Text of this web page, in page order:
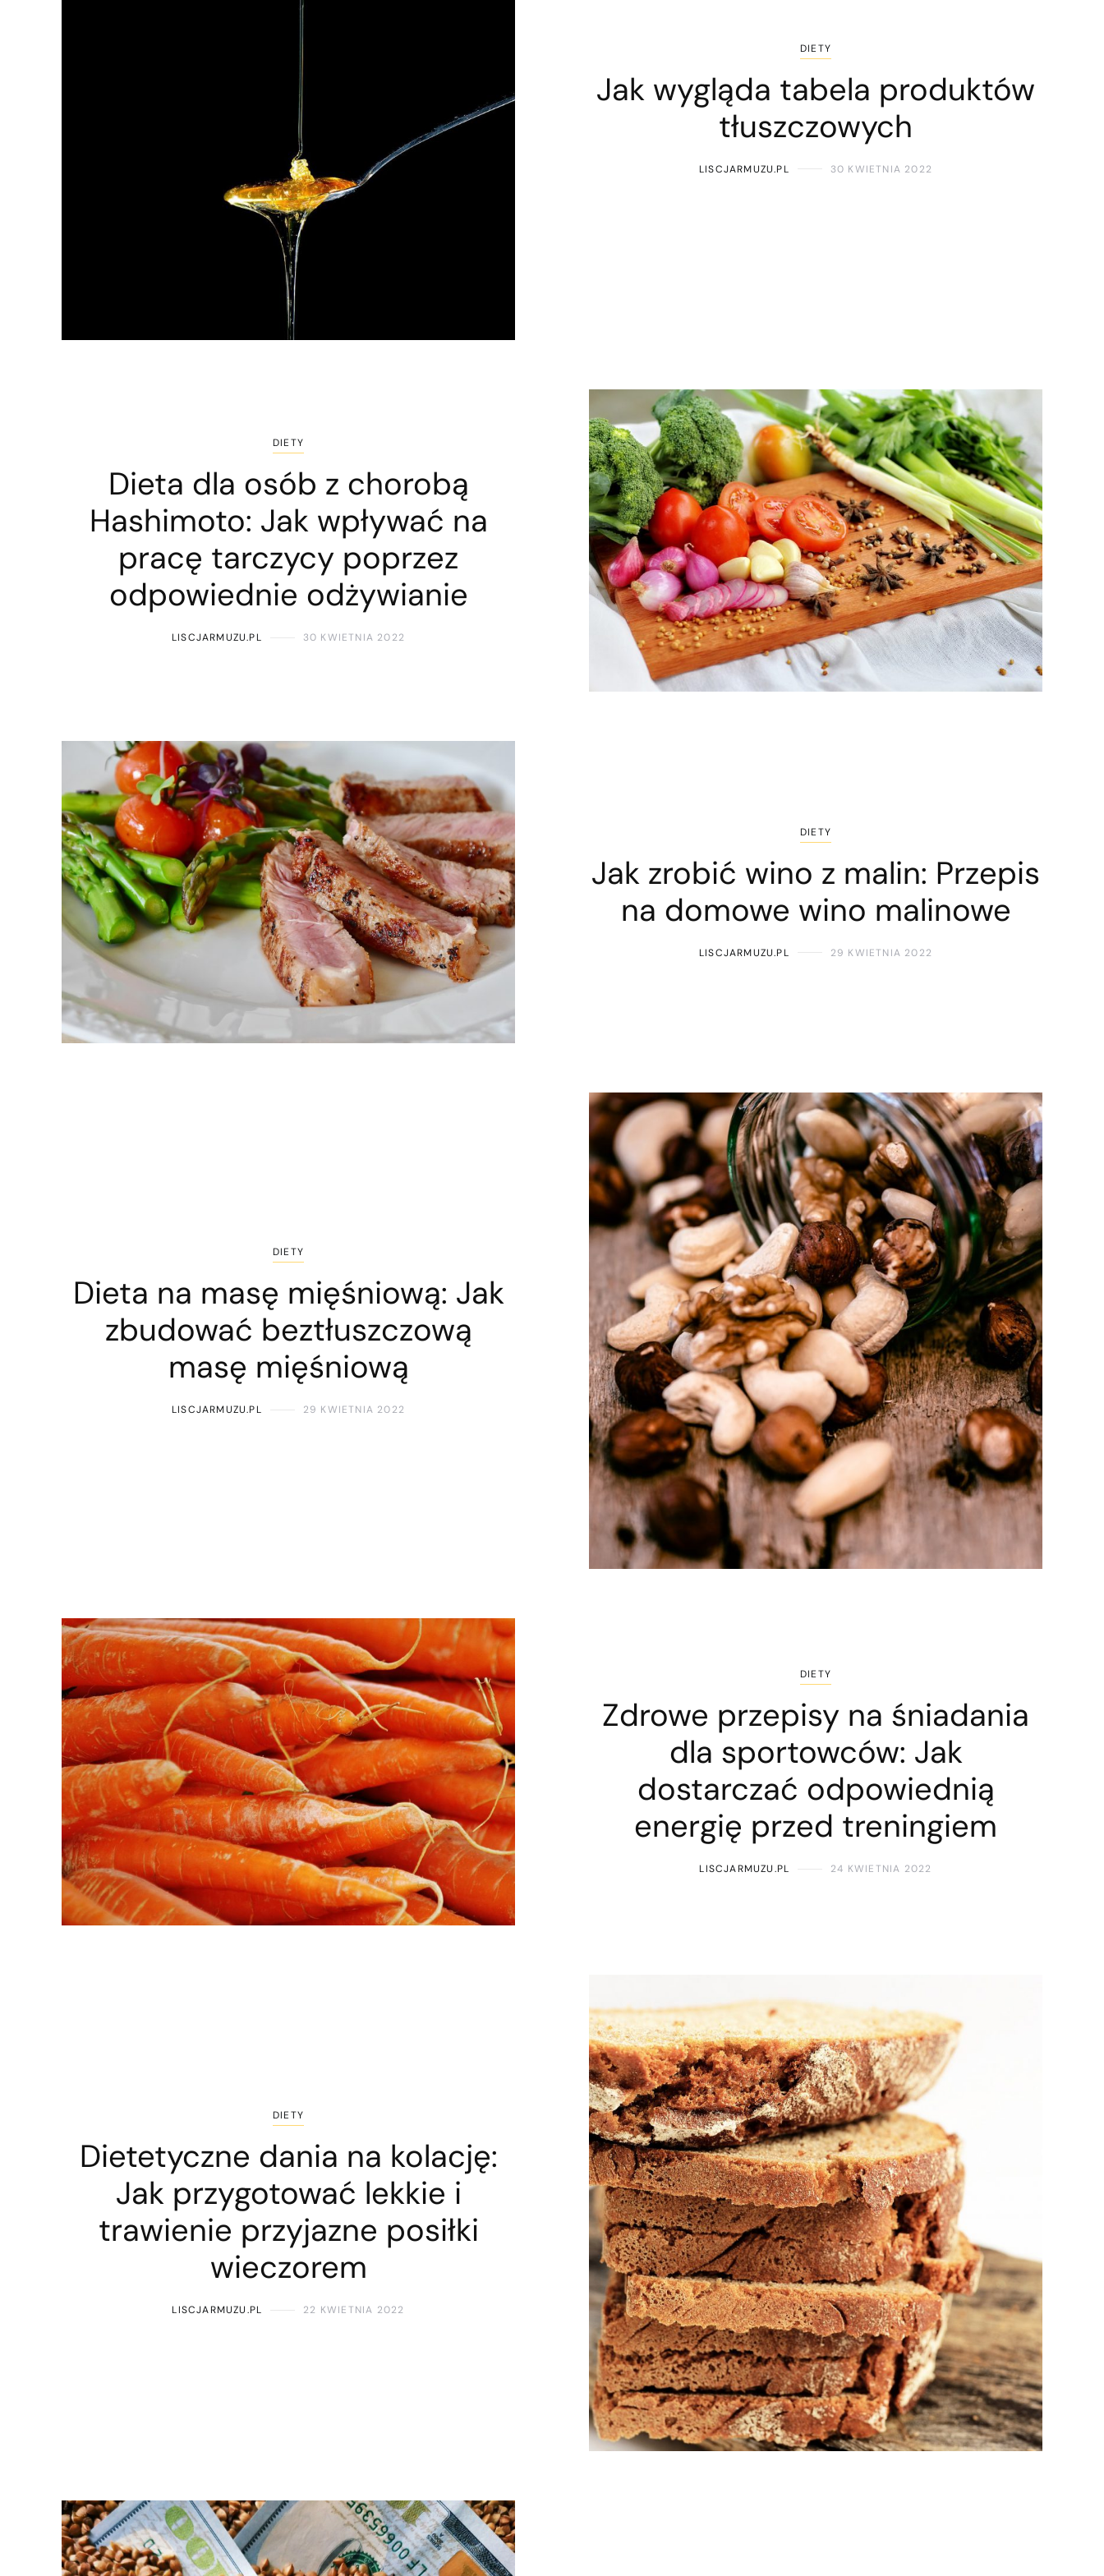
DIETY
Jak wygląda tabela produktów
tłuszczowych
LISCJARMUZU.PL 30 KWIETNIA 2022
DIETY
Dieta dla osób z chorobą
Hashimoto: Jak wpływać na
pracę tarczycy poprzez
odpowiednie odżywianie
LISCJARMUZU.PL 30 KWIETNIA 2022
DIETY
Jak zrobić wino z malin: Przepis
na domowe wino malinowe
LISCJARMUZU.PL 29 KWIETNIA 2022
DIETY
Dieta na masę mięśniową: Jak
zbudować beztłuszczową
masę mięśniową
LISCJARMUZU.PL 29 KWIETNIA 2022
DIETY
Zdrowe przepisy na śniadania
dla sportowców: Jak
dostarczać odpowiednią
energię przed treningiem
LISCJARMUZU.PL 24 KWIETNIA 2022
DIETY
Dietetyczne dania na kolację:
Jak przygotować lekkie i
trawienie przyjazne posiłki
wieczorem
LISCJARMUZU.PL 22 KWIETNIA 2022